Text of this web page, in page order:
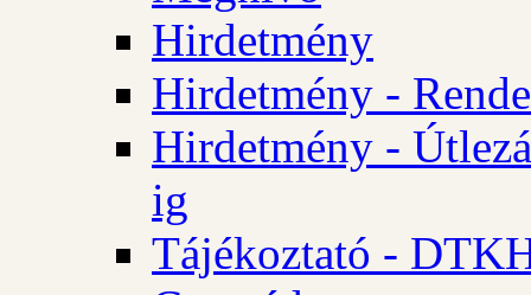
Hirdetmény
Hirdetmény -
Hirdetmény -
ig
Tájékoztató -